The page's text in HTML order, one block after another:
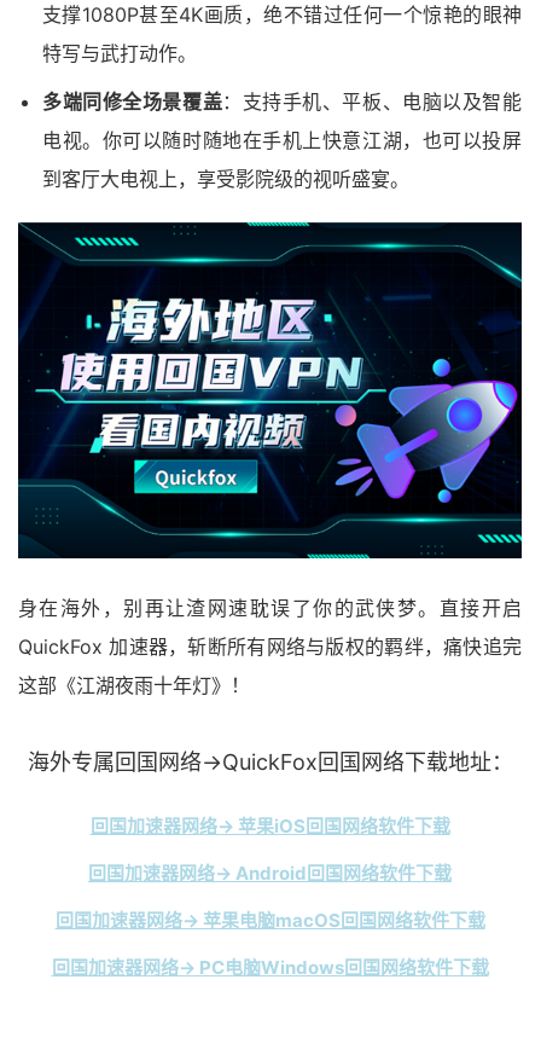
支撑1080P甚至4K画质，绝不错过任何一个惊艳的眼神
特写与武打动作。
多端同修全场景覆盖：支持手机、平板、电脑以及智能
电视。你可以随时随地在手机上快意江湖，也可以投屏
到客厅大电视上，享受影院级的视听盛宴。
身在海外，别再让渣网速耽误了你的武侠梦。直接开启
QuickFox 加速器，斩断所有网络与版权的羁绊，痛快追完
这部《江湖夜雨十年灯》！
海外专属回国网络→QuickFox回国网络下载地址：
回国加速器网络→ 苹果iOS回国网络软件下载
回国加速器网络→ Android回国网络软件下载
回国加速器网络→ 苹果电脑macOS回国网络软件下载
回国加速器网络→ PC电脑Windows回国网络软件下载